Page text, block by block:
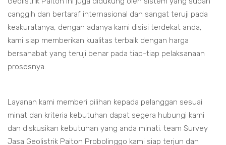
canggih dan bertaraf internasional dan sangat teruji pada
keakuratanya, dengan adanya kami disisi terdekat anda,
kami siap memberikan kualitas terbaik dengan harga
bersahabat yang teruji benar pada tiap-tiap pelaksanaan
prosesnya.
Layanan kami memberi pilihan kepada pelanggan sesuai
minat dan kriteria kebutuhan dapat segera hubungi kami
dan diskusikan kebutuhan yang anda minati. team Survey
Jasa Geolistrik Paiton Probolinggo kami siap terjun dan